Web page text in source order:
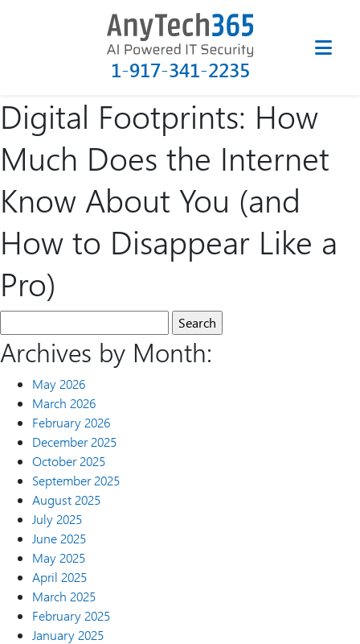
1-917-341-2235
Digital Footprints: How
Much Does the Internet
Know About You (and
How to Disappear Like a
Pro)
Archives by Month:
May 2026
March 2026
February 2026
December 2025
October 2025
September 2025
August 2025
July 2025
June 2025
May 2025
April 2025
March 2025
February 2025
January 2025